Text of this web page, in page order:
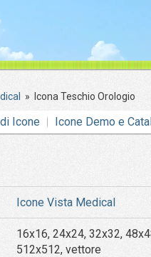
» Icona Teschio Orologio
Icone Icone Demo e
Icone Vista Medical
16x16, 24x24, 32x32,
512x512, vettore